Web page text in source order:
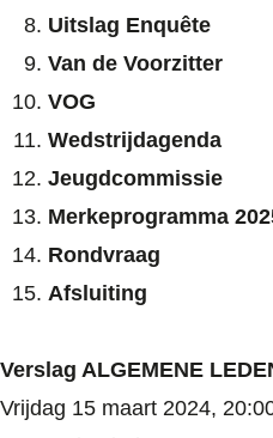
Uitslag Enquête
Van de Voorzitter
VOG
Wedstrijdagenda
Jeugdcommissie
Merkeprogramma
Rondvraag
Afsluiting
Verslag ALGEMENE
Vrijdag 15 maart 2024,